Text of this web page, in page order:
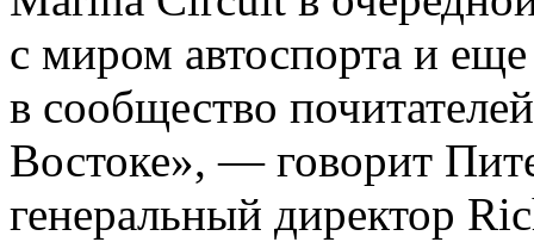
с миром автоспорта и еще
в сообщество
Востоке», — говорит
генеральный директор